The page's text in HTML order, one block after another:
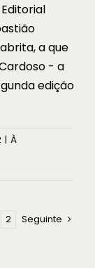
a que
- a
edição
| À
2 Seguinte